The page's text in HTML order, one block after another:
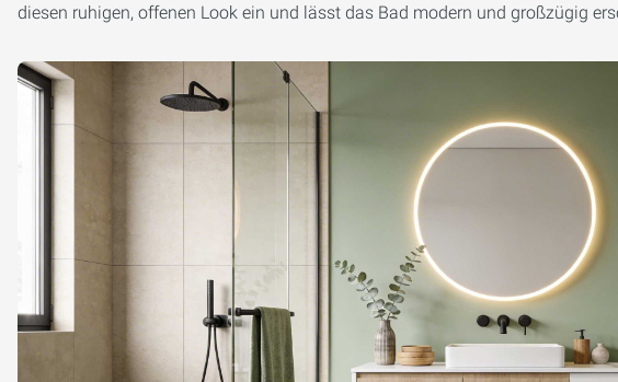
diesen ruhigen, offenen Look ein und lässt das Bad modern und großzügig